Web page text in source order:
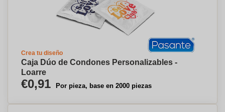
Crea tu diseño
Caja Dúo de Condones Personalizables -
Loarre
€0,91 Por pieza, base en 2000 piezas